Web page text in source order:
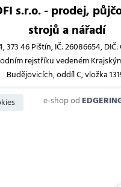
s.r.o. - prodej,
strojů a nářadí
373 46 Pištín, IČ: 26086654,
rejstříku vedeném
Budějovicích, oddíl C, vložka
e-shop od